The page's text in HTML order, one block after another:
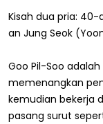
Kisah dua pria:
an Jung Seok
Goo Pil-Soo
memenangkan
kemudian bekerja
pasang surut